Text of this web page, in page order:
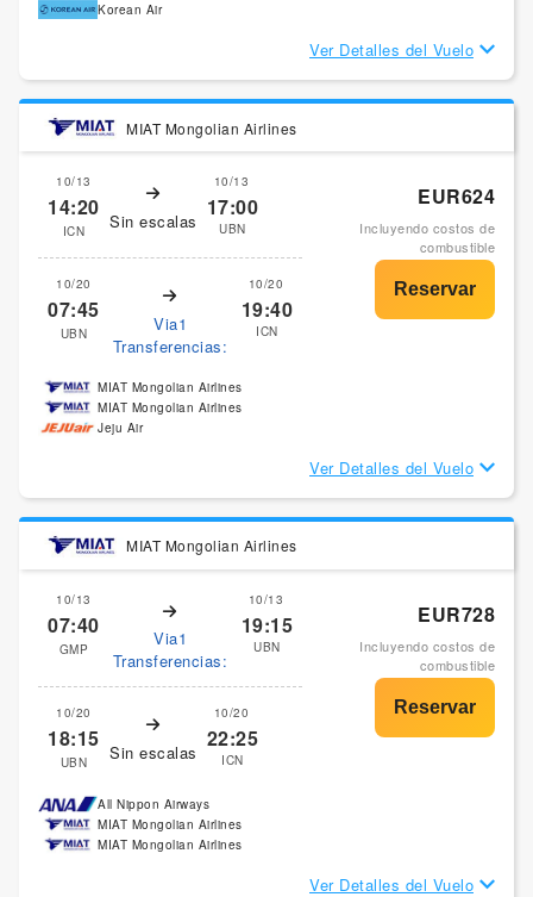
Korean Air
Ver Detalles del Vuelo
MIAT Mongolian Airlines
10/13
14:20
ICN Sin escalas
10/13
17:00
UBN
10/20
07:45
UBN
Via1
Transferencias:
10/20
19:40
ICN
EUR624
Incluyendo costos de
combustible
MIAT Mongolian Airlines
MIAT Mongolian Airlines
Jeju Air
Ver Detalles del Vuelo
MIAT Mongolian Airlines
10/13
07:40
GMP
Via1
Transferencias:
10/13
19:15
UBN
10/20
18:15
UBN Sin escalas
10/20
22:25
ICN
EUR728
Incluyendo costos de
combustible
All Nippon Airways
MIAT Mongolian Airlines
MIAT Mongolian Airlines
Ver Detalles del Vuelo